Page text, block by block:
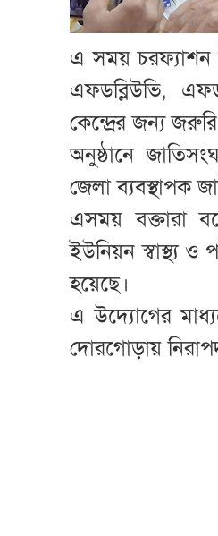
এ সময় চরফ্যাশন
এফডব্লিউভি,
কেন্দ্রের জন্য
অনুষ্ঠানে
জেলা ব্যবস্থাপক
এসময় বক্তারা
ইউনিয়ন স্বাস্থ্য
হয়েছে।
এ উদ্যোগের
দোরগোড়ায়